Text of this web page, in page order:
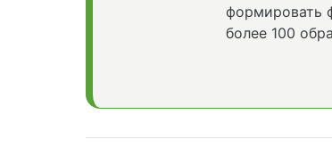
формировать
более 100